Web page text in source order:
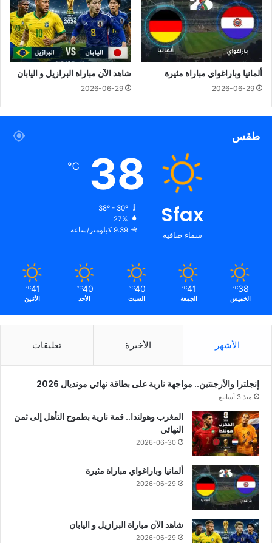
ألمانيا وباراغواي مباراة مثيرة
2026-06-29
شاهد الآن مباراة البرازيل و اليابان
2026-06-29
طقس
Sfax
سماء صافية
38
℃
38º - 30º
27%
9.39 كيلومتر/ساعة
38
℃
الخميس
41
℃
الجمعة
40
℃
السبت
40
℃
الأحد
41
℃
الأثنين
الأشهر الأخيرة تعليقات
إنجلترا والأرجنتين.. مواجهة نارية على بطاقة نهائي مونديال 2026
منذ 3 أسابيع
المغرب وهولندا.. قمة نارية بطموح التأهل إلى ثمن
النهائي
2026-06-30
ألمانيا وباراغواي مباراة مثيرة
2026-06-29
شاهد الآن مباراة البرازيل و اليابان
2026-06-29